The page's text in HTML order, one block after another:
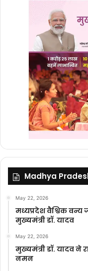
Madhya
May 22, 2026
मध्यप्रदेश वैश्विक वन्य
मुख्यमंत्री डॉ. यादव
May 22, 2026
मुख्यमंत्री डॉ. यादव ने
नमन